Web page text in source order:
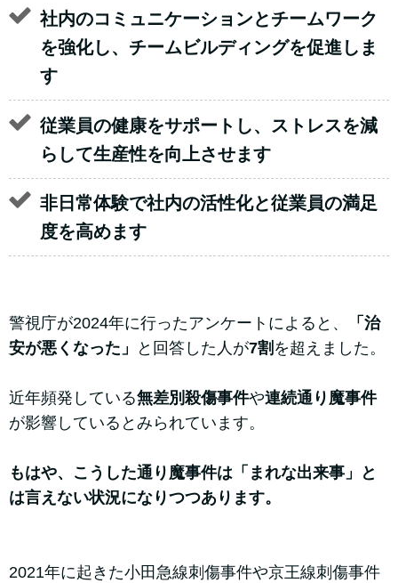
社内のコミュニケーションとチームワーク
を強化し、チームビルディングを促進しま
す
従業員の健康をサポートし、ストレスを減
らして生産性を向上させます
非日常体験で社内の活性化と従業員の満足
度を高めます
警視庁が2024年に行ったアンケートによると、
「治
安が悪くなった」
と回答した人が7割 を超えました。
近年頻発している無差別殺傷事件や連続通り魔事件
が影響しているとみられています。
もはや、こうした通り魔事件は「まれな出来事」と
は言えない状況になりつつあります。
2021年に起きた小田急線刺傷事件や京王線刺傷事件